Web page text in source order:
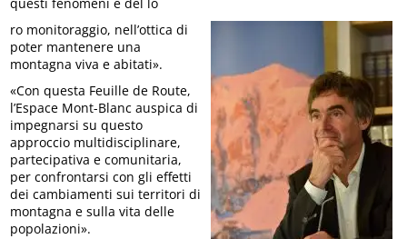
ro monitoraggio, nell’ottica di
poter mantenere una
montagna viva e abitati».
«Con questa Feuille de Route,
l’Espace Mont-Blanc auspica di
impegnarsi su questo
approccio multidisciplinare,
partecipativa e comunitaria,
per confrontarsi con gli effetti
dei cambiamenti sui territori di
montagna e sulla vita delle
popolazioni».